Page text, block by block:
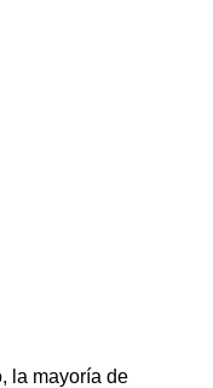
la mayoría de